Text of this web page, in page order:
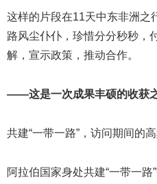
这样的片段在11天中东非洲之
路风尘仆仆，珍惜分分秒秒，
解，宣示政策，推动合作。
——这是一次成果丰硕的收获之
共建“一带一路”，访问期间的高
阿拉伯国家身处共建“一带一